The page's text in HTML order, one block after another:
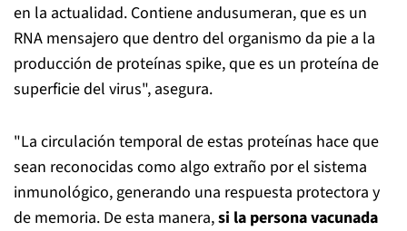
en la actualidad. Contiene andusumeran, que es un
RNA mensajero que dentro del organismo da pie a la
producción de proteínas spike, que es un proteína de
superficie del virus", asegura.
"La circulación temporal de estas proteínas hace que
sean reconocidas como algo extraño por el sistema
inmunológico, generando una respuesta protectora y
de memoria. De esta manera,si la persona vacunada